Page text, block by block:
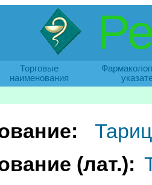
Торговые
наименования
(лат.):